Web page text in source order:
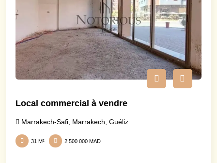
Local commercial à vendre
Marrakech-Safi, Marrakech, Guéliz
31 M² 2 500 000 MAD